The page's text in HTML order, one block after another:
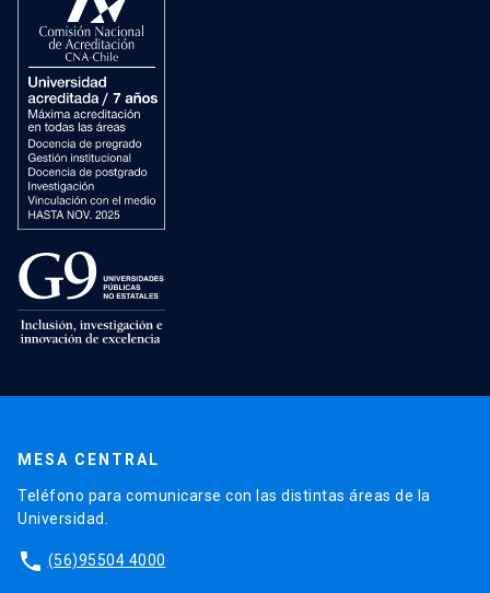
MESA CENTRAL
Teléfono para comunicarse con las distintas áreas de la
Universidad.
phone (56)95504 4000